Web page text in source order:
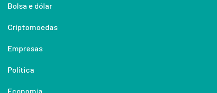
Bolsa e dólar
Criptomoedas
Empresas
Política
Economia